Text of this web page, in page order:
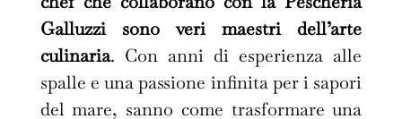
Galluzzi
sono veri maestri dell’arte
culinaria. Con anni di esperienza alle
spalle e una passione infinita per i sapori
del mare, sanno come trasformare una